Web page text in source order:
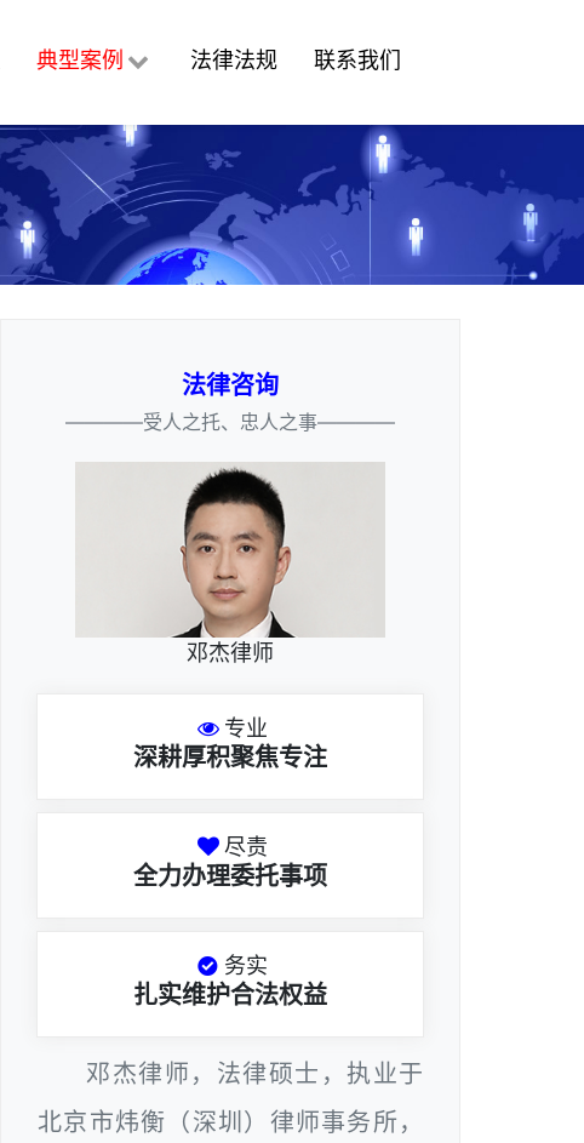
典型案例 法律法规 联系我们
法律咨询
————受人之托、忠人之事————
邓杰律师
专业
深耕厚积聚焦专注
尽责
全力办理委托事项
务实
扎实维护合法权益
邓杰律师，法律硕士，执业于
北京市炜衡（深圳）律师事务所，